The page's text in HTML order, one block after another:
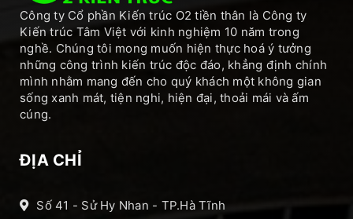
Công ty Cổ phần Kiến trúc O2 tiền thân là Công ty
Kiến trúc Tâm Việt với kinh nghiệm 10 năm trong
nghề. Chúng tôi mong muốn hiện thực hoá ý tưởng
những công trình kiến trúc độc đáo, khẳng định chính
mình nhằm mang đến cho quý khách một không gian
sống xanh mát, tiện nghi, hiện đại, thoải mái và ấm
cúng.
ĐỊA CHỈ
Số 41 - Sử Hy Nhan - TP.Hà Tĩnh